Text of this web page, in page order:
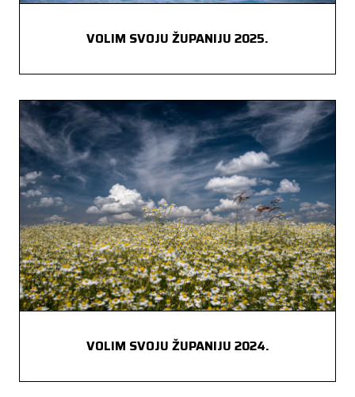
VOLIM SVOJU ŽUPANIJU 2025.
VOLIM SVOJU ŽUPANIJU 2024.